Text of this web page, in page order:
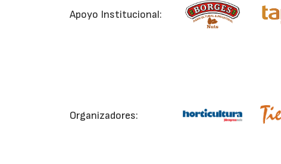
Apoyo Institucional:
Organizadores: